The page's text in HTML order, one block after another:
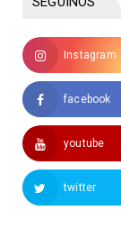
Instagram
facebook
youtube
twitter